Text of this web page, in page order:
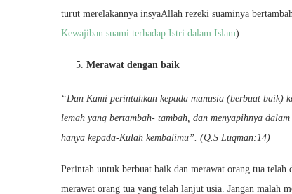
turut merelakannya insyaAllah rezeki suaminya
Kewajiban suami terhadap Istri dalam Islam)
Merawat dengan baik
“Dan Kami perintahkan kepada manusia (berbuat baik)
lemah yang bertambah- tambah, dan menyapihnya
hanya kepada-Kulah kembalimu”. (Q.S Luqman:14)
Perintah untuk berbuat baik dan merawat orang tua
merawat orang tua yang telah lanjut usia. Jangan malah